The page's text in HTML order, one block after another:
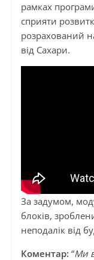
рамках
сприяти
розрахований
від Сахари.
За задумом,
блоків,
неподалік від
Коментар: “Ми